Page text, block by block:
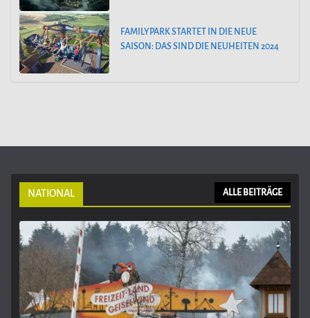
FAMILYPARK STARTET IN DIE NEUE
SAISON: DAS SIND DIE NEUHEITEN 2024
NATIONAL ALLE BEITRÄGE